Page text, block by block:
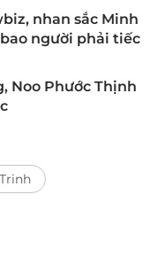
nhan sắc Minh
người phải tiếc
Noo Phước Thịnh